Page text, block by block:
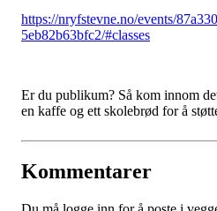
https://nryfstevne.no/events/
5eb82b63bfc2/#classes
Er du publikum? Så kom innom
en kaffe og ett skolebrød for å
Kommentarer